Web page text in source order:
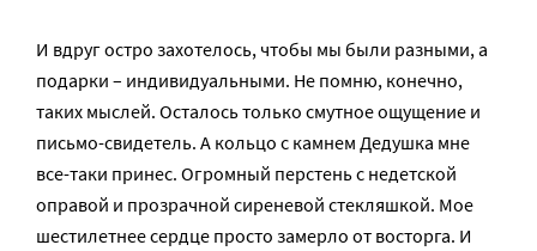
И вдруг остро захотелось, чтобы мы были разными, а
подарки – индивидуальными. Не помню, конечно,
таких мыслей. Осталось только смутное ощущение и
письмо-свидетель. А кольцо с камнем Дедушка мне
все-таки принес. Огромный перстень с недетской
оправой и прозрачной сиреневой стекляшкой. Мое
шестилетнее сердце просто замерло от восторга. И